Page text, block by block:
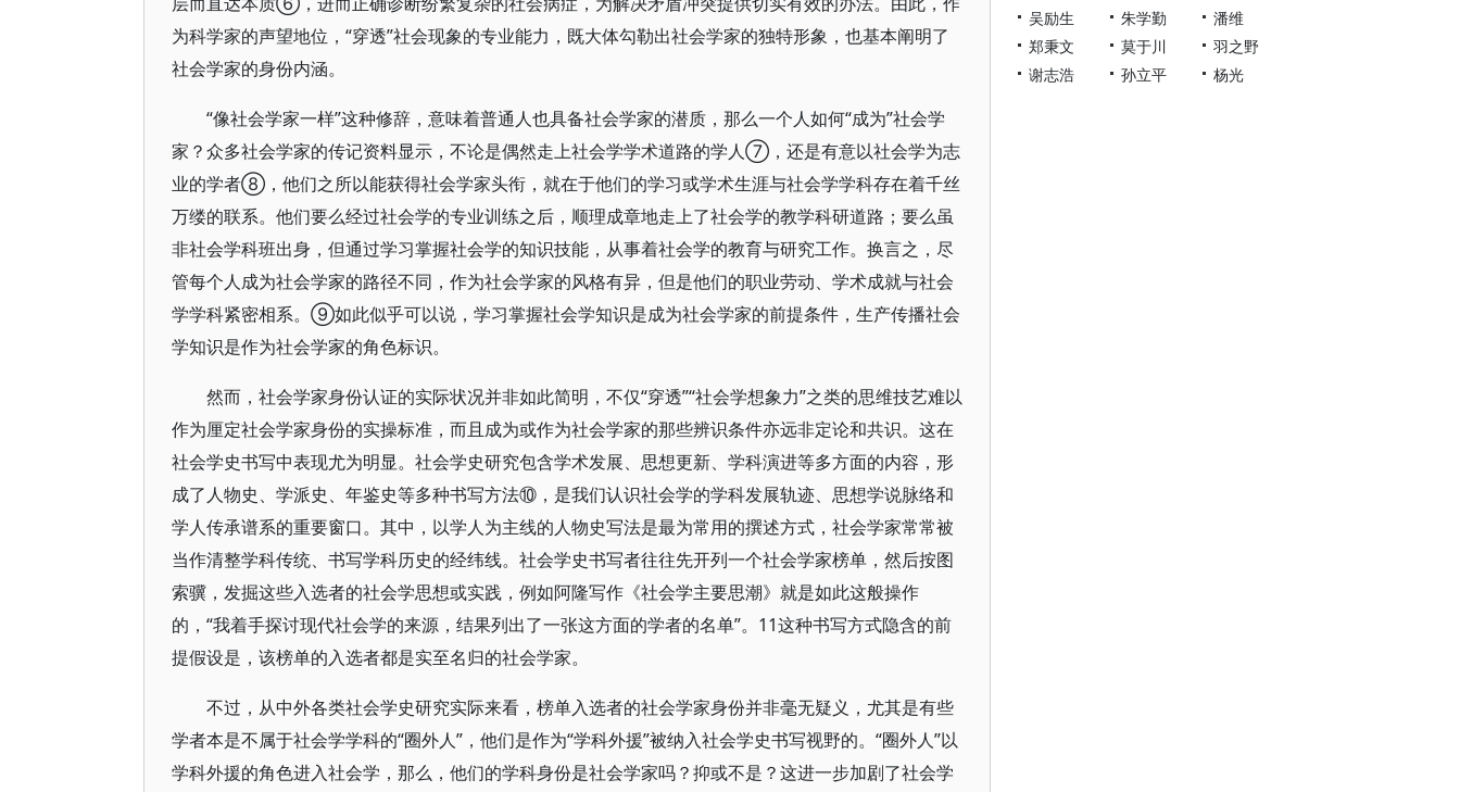
为科学家的声望地位，“穿透”社会现象的专业能力，既大体勾勒出社会学家的独特形象，也基本阐明了
社会学家的身份内涵。
“像社会学家一样”这种修辞，意味着普通人也具备社会学家的潜质，那么一个人如何“成为”社会学
家？众多社会学家的传记资料显示，不论是偶然走上社会学学术道路的学人⑦，还是有意以社会学为志
业的学者⑧，他们之所以能获得社会学家头衔，就在于他们的学习或学术生涯与社会学学科存在着千丝
万缕的联系。他们要么经过社会学的专业训练之后，顺理成章地走上了社会学的教学科研道路；要么虽
非社会学科班出身，但通过学习掌握社会学的知识技能，从事着社会学的教育与研究工作。换言之，尽
管每个人成为社会学家的路径不同，作为社会学家的风格有异，但是他们的职业劳动、学术成就与社会
学学科紧密相系。⑨如此似乎可以说，学习掌握社会学知识是成为社会学家的前提条件，生产传播社会
学知识是作为社会学家的角色标识。
然而，社会学家身份认证的实际状况并非如此简明，不仅“穿透”“社会学想象力”之类的思维技艺难以
作为厘定社会学家身份的实操标准，而且成为或作为社会学家的那些辨识条件亦远非定论和共识。这在
社会学史书写中表现尤为明显。社会学史研究包含学术发展、思想更新、学科演进等多方面的内容，形
成了人物史、学派史、年鉴史等多种书写方法⑩，是我们认识社会学的学科发展轨迹、思想学说脉络和
学人传承谱系的重要窗口。其中，以学人为主线的人物史写法是最为常用的撰述方式，社会学家常常被
当作清整学科传统、书写学科历史的经纬线。社会学史书写者往往先开列一个社会学家榜单，然后按图
索骥，发掘这些入选者的社会学思想或实践，例如阿隆写作《社会学主要思潮》就是如此这般操作
的，“我着手探讨现代社会学的来源，结果列出了一张这方面的学者的名单”。11这种书写方式隐含的前
提假设是，该榜单的入选者都是实至名归的社会学家。
不过，从中外各类社会学史研究实际来看，榜单入选者的社会学家身份并非毫无疑义，尤其是有些
学者本是不属于社会学学科的“圈外人”，他们是作为“学科外援”被纳入社会学史书写视野的。“圈外人”以
学科外援的角色进入社会学，那么，他们的学科身份是社会学家吗？抑或不是？这进一步加剧了社会学
吴励生
朱学勤
潘维
郑秉文
莫于川
羽之野
谢志浩
孙立平 杨光